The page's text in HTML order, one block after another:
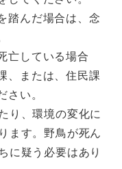
踏んだ場合は、念
亡している場合
、または、住民課
さい。
り、環境の変化に
ます。野鳥が死ん
に疑う必要はあり